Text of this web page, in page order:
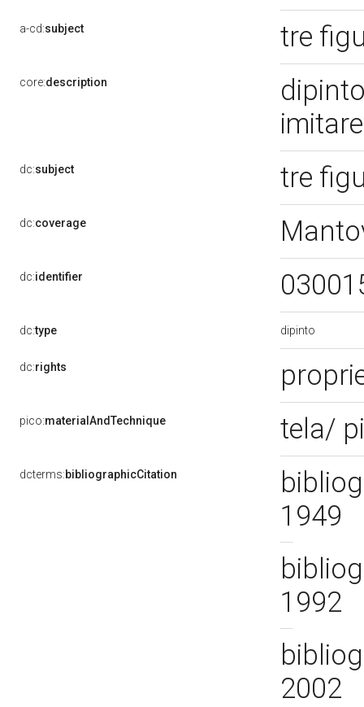
a-cd:subject tre
core:description
dc:subject tre
dc:coverage
dc:identifier
dc:type dipinto
dc:rights
pico:materialAndTechnique tela/
dcterms:bibliographicCitation
1949
1992
2002